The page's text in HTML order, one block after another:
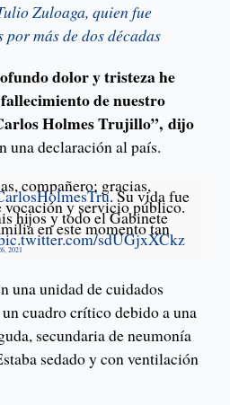
Zuloaga, quien fue
más de dos décadas
dolor y tristeza he
de nuestro
Holmes Trujillo”, dijo
una declaración al país.
compañero; gracias,. Su vida fue
vocación y servicio público.
hijos y todo el Gabinete
en este momento tan
sdUGjxXCkz
2021
una unidad de cuidados
cuadro crítico debido a una
secundaria de neumonía
sedado y con ventilación